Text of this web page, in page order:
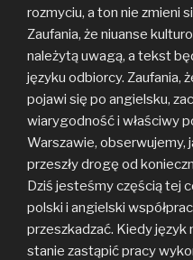
rozmyciu, a ton nie zmieni
Zaufania, że niuanse
należytą uwagą, a tekst
języku odbiorcy. Zaufania,
pojawi się po angielsku,
wiarygodność i właściwy
Warszawie, obserwujemy,
przeszły drogę od
Dziś jesteśmy częścią tej
polski i angielski
przeszkadzać. Kiedy język
stanie zastąpić pracy